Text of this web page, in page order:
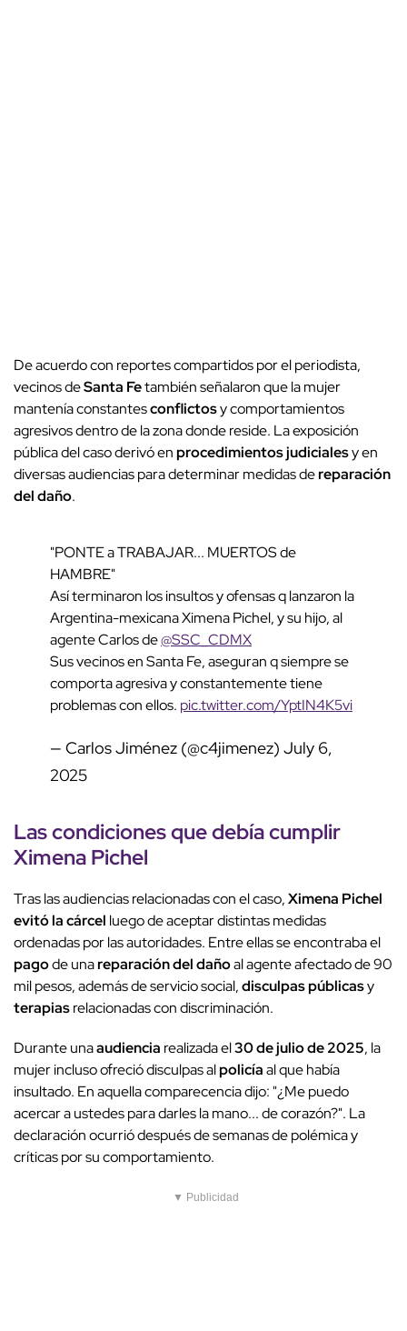
De acuerdo con reportes compartidos por el periodista,
vecinos deSanta Fetambién señalaron que la mujer
mantenía constantesconflictosy comportamientos
agresivos dentro de la zona donde reside. La exposición
pública del caso derivó enprocedimientos judicialesy en
diversas audiencias para determinar medidas dereparación
del daño.
"PONTE a TRABAJAR... MUERTOS de
HAMBRE"
Así terminaron los insultos y ofensas q lanzaron la
Argentina-mexicana Ximena Pichel, y su hijo, al
agente Carlos de@SSC_CDMX
Sus vecinos en Santa Fe, aseguran q siempre se
comporta agresiva y constantemente tiene
problemas con ellos. pic.twitter.com/YptIN4K5vi
— Carlos Jiménez (@c4jimenez) July 6,
2025
Las condiciones que debía cumplir
Ximena Pichel
Tras las audiencias relacionadas con el caso,Ximena Pichel
evitó la cárcel luego de aceptar distintas medidas
ordenadas por las autoridades. Entre ellas se encontraba el
pagode unareparación del dañoal agente afectado de 90
mil pesos, además de servicio social,disculpas públicasy
terapiasrelacionadas con discriminación.
Durante unaaudiencia realizada el30 de julio de 2025, la
mujer incluso ofreció disculpas alpolicíaal que había
insultado. En aquella comparecencia dijo: "¿Me puedo
acercar a ustedes para darles la mano... de corazón?". La
declaración ocurrió después de semanas de polémica y
críticas por su comportamiento.
▼ Publicidad